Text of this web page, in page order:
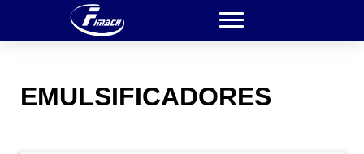
EMULSIFICADORES